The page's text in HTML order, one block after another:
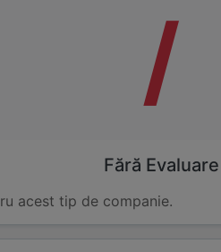
/
Fără Evaluare
acest tip de companie.